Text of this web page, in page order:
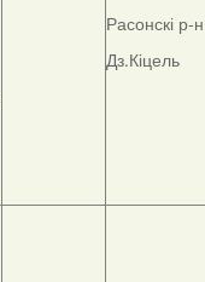
Расонскі р-
Дз.Кіцель